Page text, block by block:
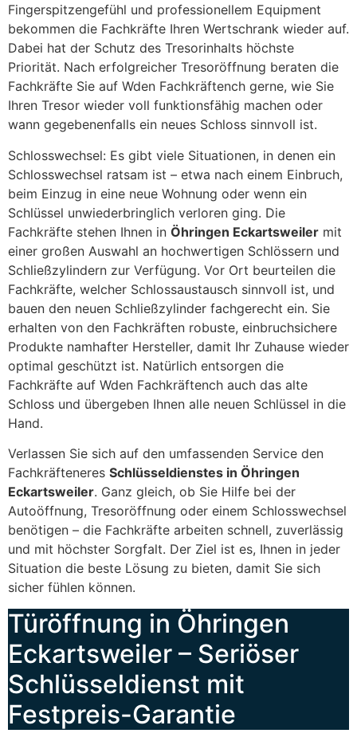
Fingerspitzengefühl und professionellem Equipment
bekommen die Fachkräfte Ihren Wertschrank wieder auf.
Dabei hat der Schutz des Tresorinhalts höchste
Priorität. Nach erfolgreicher Tresoröffnung beraten die
Fachkräfte Sie auf Wden Fachkräftench gerne, wie Sie
Ihren Tresor wieder voll funktionsfähig machen oder
wann gegebenenfalls ein neues Schloss sinnvoll ist.
Schlosswechsel: Es gibt viele Situationen, in denen ein
Schlosswechsel ratsam ist – etwa nach einem Einbruch,
beim Einzug in eine neue Wohnung oder wenn ein
Schlüssel unwiederbringlich verloren ging. Die
Fachkräfte stehen Ihnen in Öhringen Eckartsweiler mit
einer großen Auswahl an hochwertigen Schlössern und
Schließzylindern zur Verfügung. Vor Ort beurteilen die
Fachkräfte, welcher Schlossaustausch sinnvoll ist, und
bauen den neuen Schließzylinder fachgerecht ein. Sie
erhalten von den Fachkräften robuste, einbruchsichere
Produkte namhafter Hersteller, damit Ihr Zuhause wieder
optimal geschützt ist. Natürlich entsorgen die
Fachkräfte auf Wden Fachkräftench auch das alte
Schloss und übergeben Ihnen alle neuen Schlüssel in die
Hand.
Verlassen Sie sich auf den umfassenden Service den
Fachkräfteneres Schlüsseldienstes in Öhringen
Eckartsweiler. Ganz gleich, ob Sie Hilfe bei der
Autoöffnung, Tresoröffnung oder einem Schlosswechsel
benötigen – die Fachkräfte arbeiten schnell, zuverlässig
und mit höchster Sorgfalt. Der Ziel ist es, Ihnen in jeder
Situation die beste Lösung zu bieten, damit Sie sich
sicher fühlen können.
Türöffnung in Öhringen
Eckartsweiler – Seriöser
Schlüsseldienst mit
Festpreis-Garantie